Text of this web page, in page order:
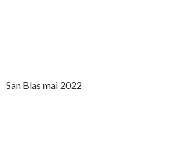
San Blas mai 2022